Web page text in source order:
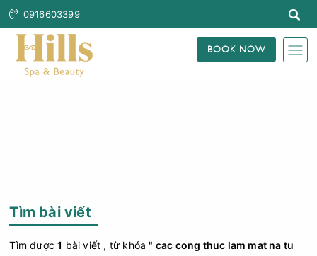
0916603399
BOOK NOW
Tìm bài viết
Tìm được1 bài viết , từ khóa" cac cong thuc lam mat na tu